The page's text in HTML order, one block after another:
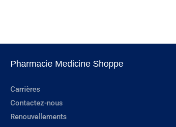
Pharmacie Medicine Shoppe
Carrières
Contactez-nous
Renouvellements